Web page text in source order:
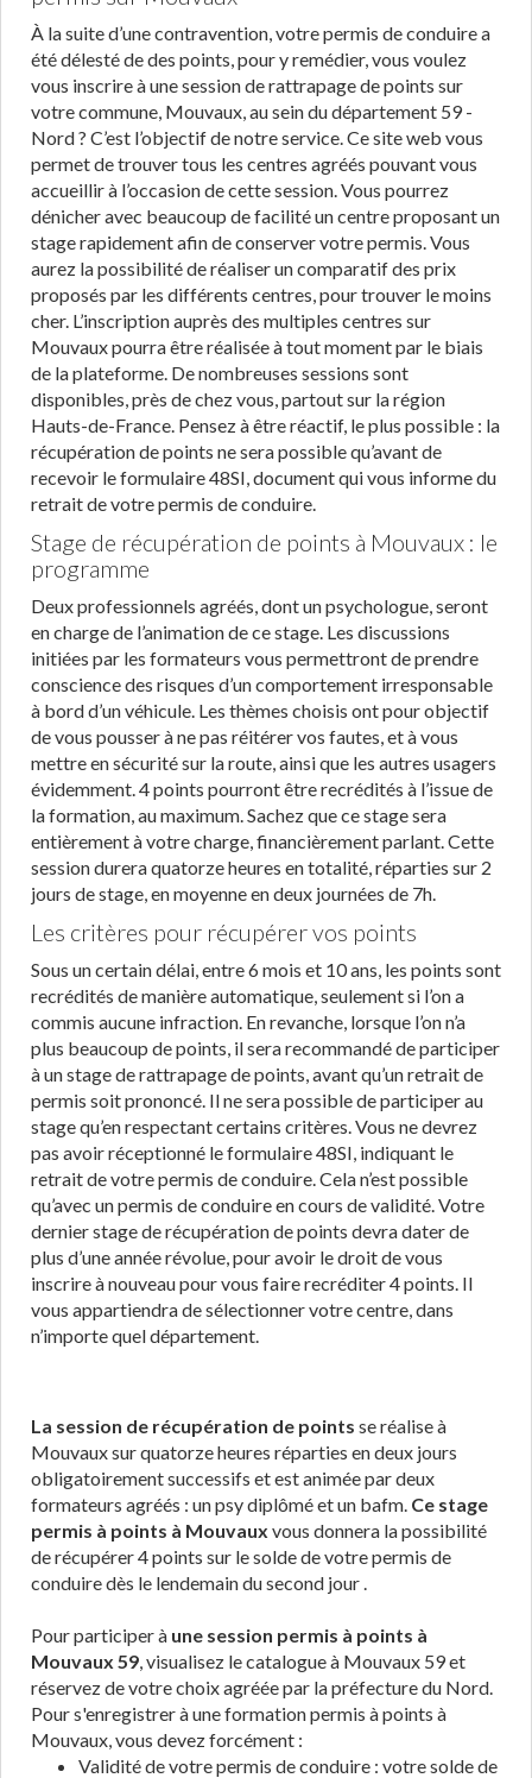
À la suite d’une contravention, votre permis de conduire a
été délesté de des points, pour y remédier, vous voulez
vous inscrire à une session de rattrapage de points sur
votre commune, Mouvaux, au sein du département 59 -
Nord ? C’est l’objectif de notre service. Ce site web vous
permet de trouver tous les centres agréés pouvant vous
accueillir à l’occasion de cette session. Vous pourrez
dénicher avec beaucoup de facilité un centre proposant un
stage rapidement afin de conserver votre permis. Vous
aurez la possibilité de réaliser un comparatif des prix
proposés par les différents centres, pour trouver le moins
cher. L’inscription auprès des multiples centres sur
Mouvaux pourra être réalisée à tout moment par le biais
de la plateforme. De nombreuses sessions sont
disponibles, près de chez vous, partout sur la région
Hauts-de-France. Pensez à être réactif, le plus possible : la
récupération de points ne sera possible qu’avant de
recevoir le formulaire 48SI, document qui vous informe du
retrait de votre permis de conduire.
Stage de récupération de points à Mouvaux : le
programme
Deux professionnels agréés, dont un psychologue, seront
en charge de l’animation de ce stage. Les discussions
initiées par les formateurs vous permettront de prendre
conscience des risques d’un comportement irresponsable
à bord d’un véhicule. Les thèmes choisis ont pour objectif
de vous pousser à ne pas réitérer vos fautes, et à vous
mettre en sécurité sur la route, ainsi que les autres usagers
évidemment. 4 points pourront être recrédités à l’issue de
la formation, au maximum. Sachez que ce stage sera
entièrement à votre charge, financièrement parlant. Cette
session durera quatorze heures en totalité, réparties sur 2
jours de stage, en moyenne en deux journées de 7h.
Les critères pour récupérer vos points
Sous un certain délai, entre 6 mois et 10 ans, les points sont
recrédités de manière automatique, seulement si l’on a
commis aucune infraction. En revanche, lorsque l’on n’a
plus beaucoup de points, il sera recommandé de participer
à un stage de rattrapage de points, avant qu’un retrait de
permis soit prononcé. Il ne sera possible de participer au
stage qu’en respectant certains critères. Vous ne devrez
pas avoir réceptionné le formulaire 48SI, indiquant le
retrait de votre permis de conduire. Cela n’est possible
qu’avec un permis de conduire en cours de validité. Votre
dernier stage de récupération de points devra dater de
plus d’une année révolue, pour avoir le droit de vous
inscrire à nouveau pour vous faire recréditer 4 points. Il
vous appartiendra de sélectionner votre centre, dans
n’importe quel département.
La session de récupération de points se réalise à
Mouvaux sur quatorze heures réparties en deux jours
obligatoirement successifs et est animée par deux
formateurs agréés : un psy diplômé et un bafm. Ce stage
permis à points à Mouvaux vous donnera la possibilité
de récupérer 4 points sur le solde de votre permis de
conduire dès le lendemain du second jour .
Pour participer à une session permis à points à
Mouvaux 59, visualisez le catalogue à Mouvaux 59 et
réservez de votre choix agréée par la préfecture du Nord.
Pour s'enregistrer à une formation permis à points à
Mouvaux, vous devez forcément :
Validité de votre permis de conduire : votre solde de